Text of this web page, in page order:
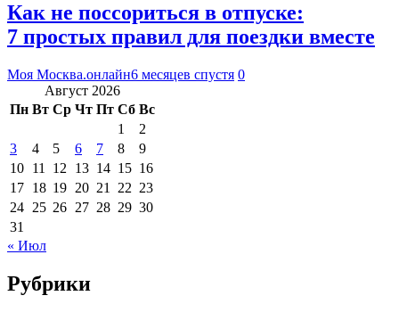
Как не поссориться в отпуске:
7 простых правил для поездки вместе
Моя Москва.онлайн6 месяцев спустя 0
Август 2026
Пн Вт Ср Чт Пт Сб Вс
1
2
3
4 5 6 7 8
9
10 11 12 13 14 15 16
17 18 19 20 21 22 23
24 25 26 27 28 29 30
31
« Июл
Рубрики